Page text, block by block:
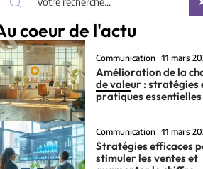
coeur de l'actu
Communication 11 mars
Amélioration de la
de valeur : stratégies
pratiques essentielles
Communication 11 mars
Stratégies efficaces
stimuler les ventes et